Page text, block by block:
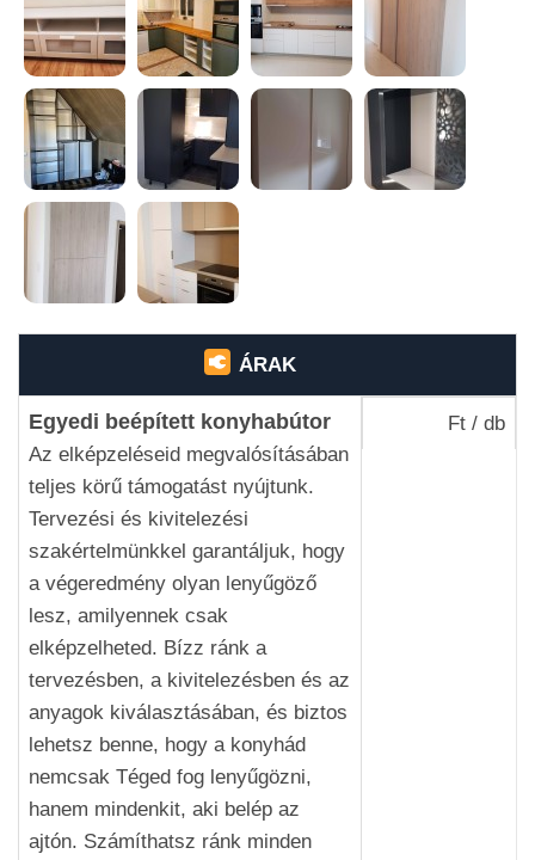
18 évnyi tapasztalattal az asztalos iparban,
büszkék vagyunk rá, hogy több mint 300 egyedi
bútort hoztunk létre az évek során. Cégünk három
elkötelezett asztalosipari szakembert foglalkoztat,
akik mind elkötelezettek a minőség és a
részletesség iránt.Több mint 200 elégedett ügyfél
bízott meg eddig bennünk és az általunk tervezett
és gyártott egyedi bútorokban. Az ügyfeleink
elégedettsége mindig is a legfontosabb számunkra
visszajelzések is tükrözik.
ÁRAK
Egyedi beépített konyhabútor
Az elképzeléseid megvalósításában
teljes körű támogatást nyújtunk.
Tervezési és kivitelezési
szakértelmünkkel garantáljuk, hogy
a végeredmény olyan lenyűgöző
lesz, amilyennek csak
elképzelheted. Bízz ránk a
tervezésben, a kivitelezésben és az
anyagok kiválasztásában, és biztos
lehetsz benne, hogy a konyhád
nemcsak Téged fog lenyűgözni,
hanem mindenkit, aki belép az
ajtón. Számíthatsz ránk minden
Ft / db